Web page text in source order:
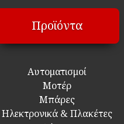
Προϊόντα
Αυτοματισμοί
Μοτέρ
Μπάρες
Ηλεκτρονικά & Πλακέτες